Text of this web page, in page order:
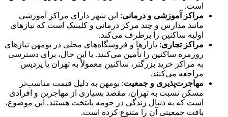
است.
مراکز آموزشی و درمانی: این شهر دارای مراکز آموزشی
مانند مدارس و چند مرکز درمانی و کلینیک است که نیازهای
اولیه ساکنین را برطرف می‌کند.
مراکز تجاری: بازارها و فروشگاه‌های محلی در بومهن نیازهای
روزمره ساکنین را تأمین می‌کنند. با این حال، برای دسترسی
به مراکز خرید بزرگتر، ساکنین معمولاً به تهران یا پردیس
مراجعه می‌کنند.
مهاجرت‌پذیری و جمعیت: بومهن به دلیل قیمت مناسب‌تر
مسکن نسبت به تهران، مقصد بسیاری از مهاجرین و افرادی
است که به دنبال زندگی در حومه پایتخت هستند. این موضوع،
بافت جمعیتی آن را متنوع کرده است.